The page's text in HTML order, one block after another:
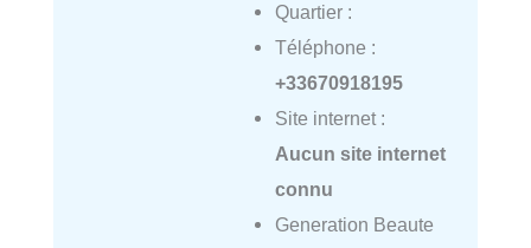
Quartier :
Téléphone :
+33670918195
Site internet :
Aucun site internet
connu
Generation Beaute